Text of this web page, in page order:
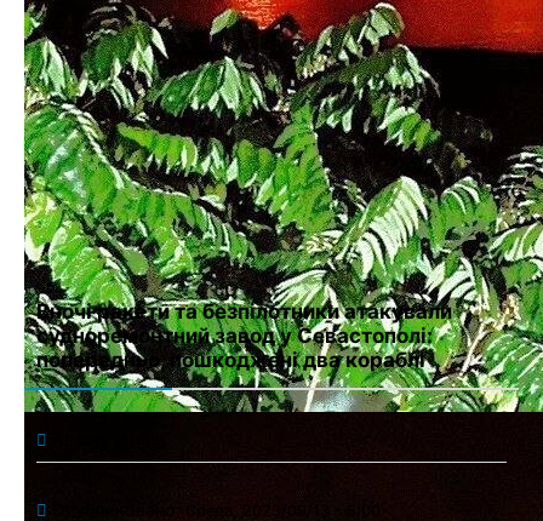
Имя* Email* Сайт
Сохранить моё имя, email и адрес сайта в этом браузере для
последующих моих комментариев.
Вночі ракети та безпілотники атакували
судноремонтний завод у Севастополі:
попередньо, пошкоджені два кораблі
Среда, 2023/09/13 - 5:00